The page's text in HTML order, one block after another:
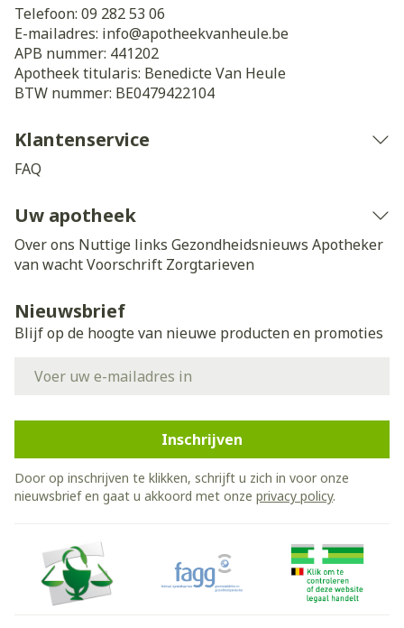
Telefoon: 09 282 53 06
E-mailadres: info@apotheekvanheule.be
APB nummer: 441202
Apotheek titularis: Benedicte Van Heule
BTW nummer: BE0479422104
Klantenservice
FAQ
Uw apotheek
Over ons Nuttige links Gezondheidsnieuws Apotheker
van wachtVoorschrift Zorgtarieven
Nieuwsbrief
Blijf op de hoogte van nieuwe producten en promoties
Inschrijven
Door op inschrijven te klikken, schrijft u zich in voor onze
nieuwsbrief en gaat u akkoord met onze privacy policy.